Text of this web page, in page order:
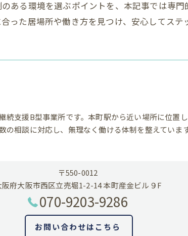
ある環境を選ぶポイントを、本記事では専
った居場所や働き方を見つけ、安心してステ
続支援B型事業所です。本町駅から近い場所に位置
の相談に対応し、無理なく働ける体制を整えています
〒550-0012
阪府大阪市西区立売堀1-2-14 本町産金ビル９F
070-9203-9286
お問い合わせはこちら